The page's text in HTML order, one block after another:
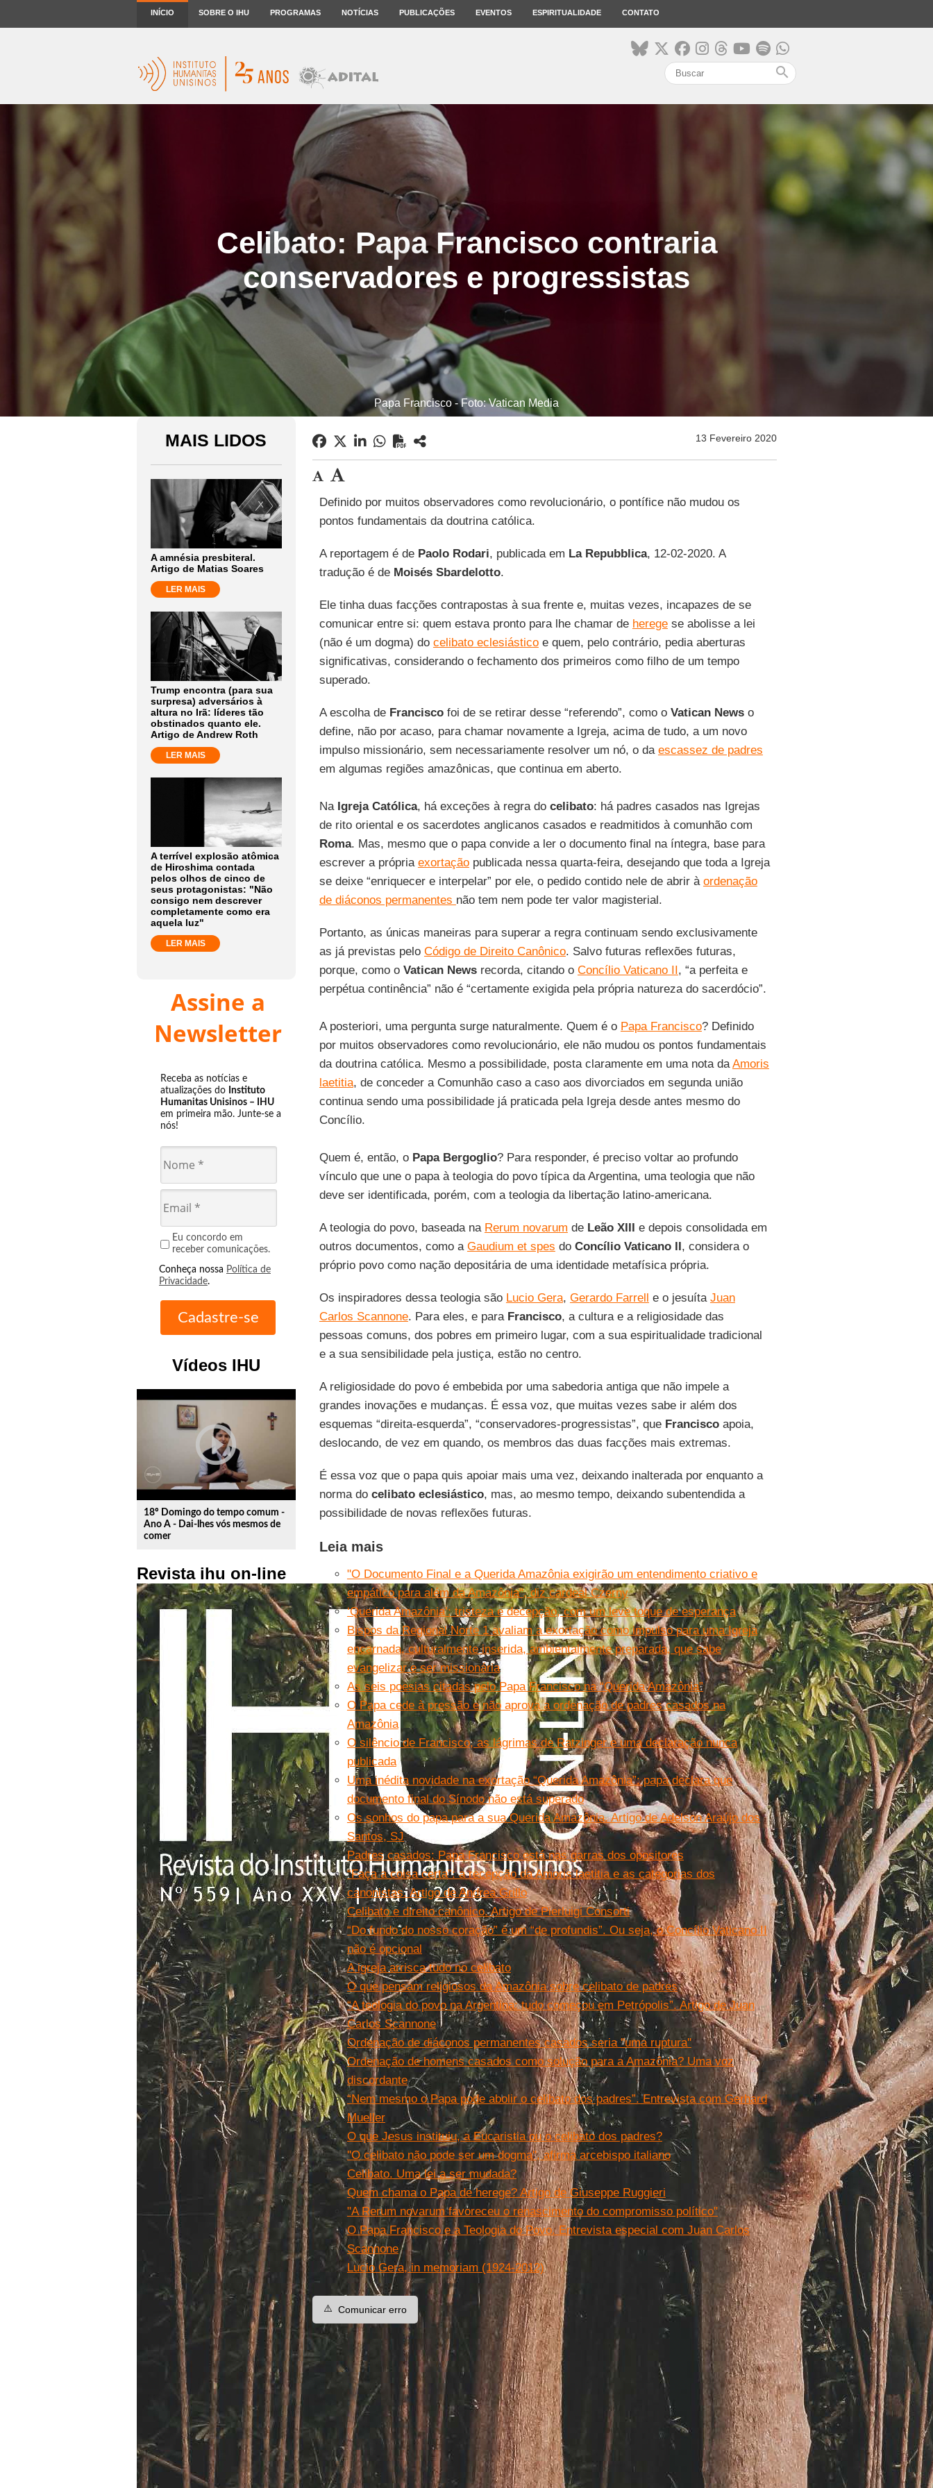
INÍCIO SOBRE O IHU PROGRAMAS NOTÍCIAS PUBLICAÇÕES EVENTOS ESPIRITUALIDADE CONTATO
search
Celibato: Papa Francisco contraria
conservadores e progressistas
Papa Francisco - Foto: Vatican Media
MAIS LIDOS
A amnésia presbiteral.
Artigo de Matias Soares
LER MAIS
Trump encontra (para sua
surpresa) adversários à
altura no Irã: líderes tão
obstinados quanto ele.
Artigo de Andrew Roth
LER MAIS
A terrível explosão atômica
de Hiroshima contada
pelos olhos de cinco de
seus protagonistas: "Não
consigo nem descrever
completamente como era
aquela luz"
LER MAIS
Assine a
Newsletter
Receba as notícias e
atualizações do Instituto
Humanitas Unisinos – IHU
em primeira mão. Junte-se a
nós!
Eu concordo em
receber comunicações.
Conheça nossa Política de
Privacidade.
Vídeos IHU
play_circle_outline
18º Domingo do tempo comum -
Ano A - Dai-lhes vós mesmos de
comer
Revista ihu on-line
13 Fevereiro 2020
Definido por muitos observadores como revolucionário, o pontífice não mudou os
pontos fundamentais da doutrina católica.
A reportagem é de Paolo Rodari, publicada em La Repubblica, 12-02-2020. A
tradução é de Moisés Sbardelotto.
Ele tinha duas facções contrapostas à sua frente e, muitas vezes, incapazes de se
comunicar entre si: quem estava pronto para lhe chamar de heregese abolisse a lei
(não é um dogma) do celibato eclesiásticoe quem, pelo contrário, pedia aberturas
significativas, considerando o fechamento dos primeiros como filho de um tempo
superado.
A escolha de Franciscofoi de se retirar desse “referendo”, como o Vatican Newso
define, não por acaso, para chamar novamente a Igreja, acima de tudo, a um novo
impulso missionário, sem necessariamente resolver um nó, o da escassez de padres
em algumas regiões amazônicas, que continua em aberto.
Na Igreja Católica, há exceções à regra do celibato: há padres casados nas Igrejas
de rito oriental e os sacerdotes anglicanos casados e readmitidos à comunhão com
Roma. Mas, mesmo que o papa convide a ler o documento final na íntegra, base para
escrever a própria exortaçãopublicada nessa quarta-feira, desejando que toda a Igreja
se deixe “enriquecer e interpelar” por ele, o pedido contido nele de abrir à ordenação
de diáconos permanentes não tem nem pode ter valor magisterial.
Portanto, as únicas maneiras para superar a regra continuam sendo exclusivamente
as já previstas pelo Código de Direito Canônico. Salvo futuras reflexões futuras,
porque, como o Vatican Newsrecorda, citando o Concílio Vaticano II, “a perfeita e
perpétua continência” não é “certamente exigida pela própria natureza do sacerdócio”.
A posteriori, uma pergunta surge naturalmente. Quem é o Papa Francisco? Definido
por muitos observadores como revolucionário, ele não mudou os pontos fundamentais
da doutrina católica. Mesmo a possibilidade, posta claramente em uma nota daAmoris
laetitia, de conceder a Comunhão caso a caso aos divorciados em segunda união
continua sendo uma possibilidade já praticada pela Igreja desde antes mesmo do
Concílio.
Quem é, então, o Papa Bergoglio? Para responder, é preciso voltar ao profundo
vínculo que une o papa à teologia do povo típica da Argentina, uma teologia que não
deve ser identificada, porém, com a teologia da libertação latino-americana.
A teologia do povo, baseada na Rerum novarum de Leão XIII e depois consolidada em
outros documentos, como a Gaudium et spes do Concílio Vaticano II, considera o
próprio povo como nação depositária de uma identidade metafísica própria.
Os inspiradores dessa teologia são Lucio Gera, Gerardo Farrell e o jesuíta Juan
Carlos Scannone. Para eles, e para Francisco, a cultura e a religiosidade das
pessoas comuns, dos pobres em primeiro lugar, com a sua espiritualidade tradicional
e a sua sensibilidade pela justiça, estão no centro.
A religiosidade do povo é embebida por uma sabedoria antiga que não impele a
grandes inovações e mudanças. É essa voz, que muitas vezes sabe ir além dos
esquemas “direita-esquerda”, “conservadores-progressistas”, que Franciscoapoia,
deslocando, de vez em quando, os membros das duas facções mais extremas.
É essa voz que o papa quis apoiar mais uma vez, deixando inalterada por enquanto a
norma do celibato eclesiástico, mas, ao mesmo tempo, deixando subentendida a
possibilidade de novas reflexões futuras.
Leia mais
"O Documento Final e a Querida Amazônia exigirão um entendimento criativo e
empático para além da Amazônia", diz cardeal Czerny
‘Querida Amazônia’: tristeza e decepção, com um leve toque de esperança
Bispos da Regional Norte 1 avaliam a exortação como impulso para uma Igreja
encarnada, culturalmente inserida, ambientalmente preparada, que sabe
evangelizar e ser missionária
As seis poesias citadas pelo Papa Francisco na “Querida Amazônia”
O Papa cede à pressão e não aprova a ordenação de padres casados na
Amazônia
O silêncio de Francisco, as lágrimas de Ratzinger e uma declaração nunca
publicada
Uma inédita novidade na exortação “Querida Amazônia”: papa declara que
documento final do Sínodo não está superado
Os sonhos do papa para a sua Querida Amazônia. Artigo de Adelson Araújo dos
Santos, SJ
Padres casados: Papa Francisco está nas garras dos opositores
“Faça a coisa certa”: a recepção da Amoris laetitia e as categorias dos
canonistas. Artigo de Andrea Grillo
Celibato e direito canônico. Artigo de Pierluigi Consorti
“Do fundo do nosso coração” é um “de profundis”. Ou seja, o Concílio Vaticano II
não é opcional
A igreja arrisca tudo no celibato
O que pensam religiosos da Amazônia sobre celibato de padres
“A teologia do povo na Argentina: tudo começou em Petrópolis”. Artigo de Juan
Carlos Scannone
Ordenação de diáconos permanentes casados seria ''uma ruptura''
Ordenação de homens casados como solução para a Amazônia? Uma voz
discordante
“Nem mesmo o Papa pode abolir o celibato dos padres”. Entrevista com Gerhard
Mueller
O que Jesus instituiu, a Eucaristia ou o celibato dos padres?
''O celibato não pode ser um dogma'', afirma arcebispo italiano
Celibato. Uma lei a ser mudada?
Quem chama o Papa de herege? Artigo de Giuseppe Ruggieri
"A Rerum novarum favoreceu o renascimento do compromisso político"
O Papa Francisco e a Teologia do Povo. Entrevista especial com Juan Carlos
Scannone
Lucio Gera, in memoriam (1924-2012)
⚠️ Comunicar erro